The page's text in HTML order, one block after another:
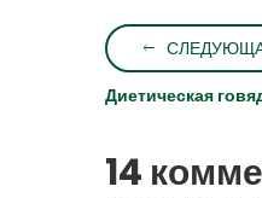
Диетическая
14